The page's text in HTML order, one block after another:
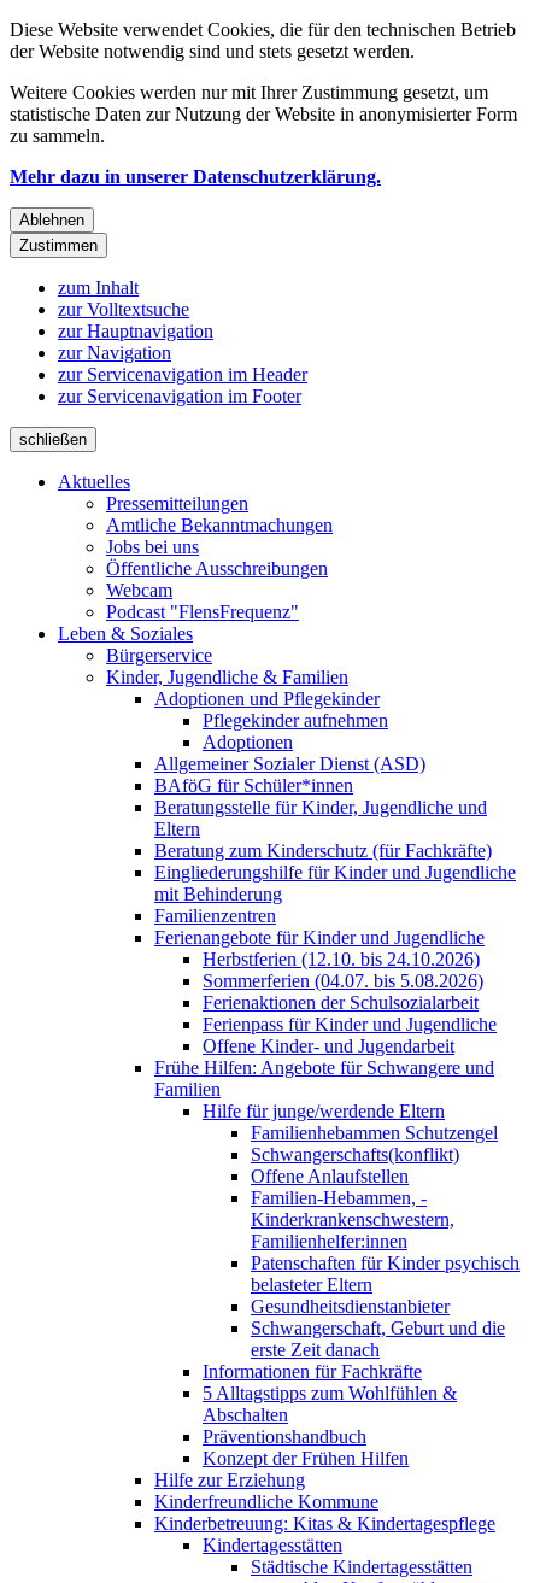
Diese Website verwendet Cookies, die für den technischen Betrieb
der Website notwendig sind und stets gesetzt werden.
Weitere Cookies werden nur mit Ihrer Zustimmung gesetzt, um
statistische Daten zur Nutzung der Website in anonymisierter Form
zu sammeln.
Mehr dazu in unserer Datenschutzerklärung.
Ablehnen
Zustimmen
zum Inhalt
zur Volltextsuche
zur Hauptnavigation
zur Navigation
zur Servicenavigation im Header
zur Servicenavigation im Footer
schließen
Aktuelles
Pressemitteilungen
Amtliche Bekanntmachungen
Jobs bei uns
Öffentliche Ausschreibungen
Webcam
Podcast "FlensFrequenz"
Leben & Soziales
Bürgerservice
Kinder, Jugendliche & Familien
Adoptionen und Pflegekinder
Pflegekinder aufnehmen
Adoptionen
Allgemeiner Sozialer Dienst (ASD)
BAföG für Schüler*innen
Beratungsstelle für Kinder, Jugendliche und
Eltern
Beratung zum Kinderschutz (für Fachkräfte)
Eingliederungshilfe für Kinder und Jugendliche
mit Behinderung
Familienzentren
Ferienangebote für Kinder und Jugendliche
Herbstferien (12.10. bis 24.10.2026)
Sommerferien (04.07. bis 5.08.2026)
Ferienaktionen der Schulsozialarbeit
Ferienpass für Kinder und Jugendliche
Offene Kinder- und Jugendarbeit
Frühe Hilfen: Angebote für Schwangere und
Familien
Hilfe für junge/werdende Eltern
Familienhebammen Schutzengel
Schwangerschafts(konflikt)
Offene Anlaufstellen
Familien-Hebammen, -
Kinderkrankenschwestern,
Familienhelfer:innen
Patenschaften für Kinder psychisch
belasteter Eltern
Gesundheitsdienstanbieter
Schwangerschaft, Geburt und die
erste Zeit danach
Informationen für Fachkräfte
5 Alltagstipps zum Wohlfühlen &
Abschalten
Präventionshandbuch
Konzept der Frühen Hilfen
Hilfe zur Erziehung
Kinderfreundliche Kommune
Kinderbetreuung: Kitas & Kindertagespflege
Kindertagesstätten
Städtische Kindertagesstätten